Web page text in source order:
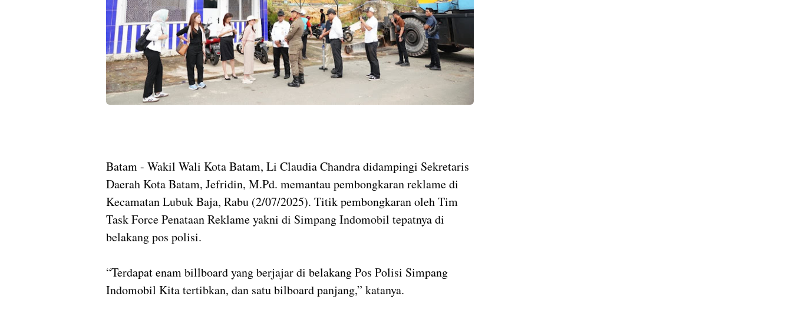
Batam - Wakil Wali Kota Batam, Li Claudia Chandra didampingi Sekretaris
Daerah Kota Batam, Jefridin, M.Pd. memantau pembongkaran reklame di
Kecamatan Lubuk Baja, Rabu (2/07/2025). Titik pembongkaran oleh Tim
Task Force Penataan Reklame yakni di Simpang Indomobil tepatnya di
belakang pos polisi.
“Terdapat enam billboard yang berjajar di belakang Pos Polisi Simpang
Indomobil Kita tertibkan, dan satu bilboard panjang,” katanya.